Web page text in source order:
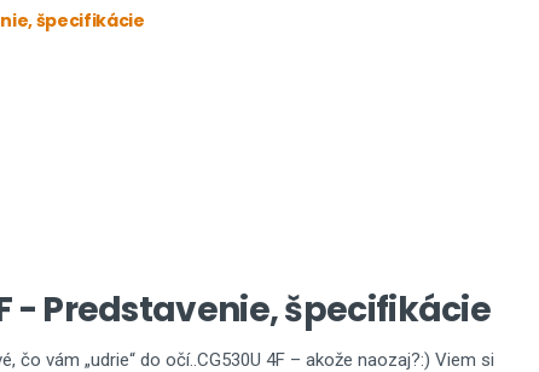
špecifikácie
- Predstavenie, špecifikácie
čo vám „udrie“ do očí..CG530U 4F – akože naozaj?:) Viem si